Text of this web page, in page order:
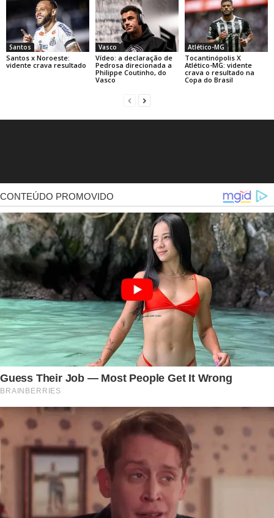
Santos
Santos x Noroeste:
vidente crava resultado
Vasco
Vídeo: a declaração de
Pedrosa direcionada a
Philippe Coutinho, do
Vasco
Atlético-MG
Tocantinópolis X
Atlético-MG: vidente
crava o resultado na
Copa do Brasil